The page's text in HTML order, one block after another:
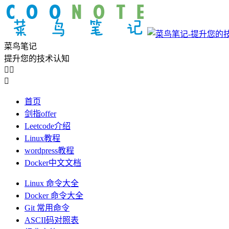
菜鸟笔记
提升您的技术认知
 

首页
剑指offer
Leetcode介绍
Linux教程
wordpress教程
Docker中文文档
Linux 命令大全
Docker 命令大全
Git 常用命令
ASCII码对照表